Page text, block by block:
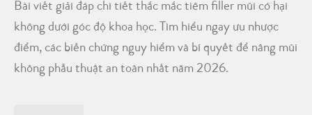
Bài viết giải đáp chi tiết thắc mắc tiêm filler mũi có hại
không dưới góc độ khoa học. Tìm hiểu ngay ưu nhược
điểm, các biến chứng nguy hiểm và bí quyết để nâng mũi
không phẫu thuật an toàn nhất năm 2026.